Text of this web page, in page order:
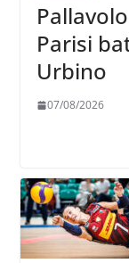
Parisi
Urbino
07/08/2026